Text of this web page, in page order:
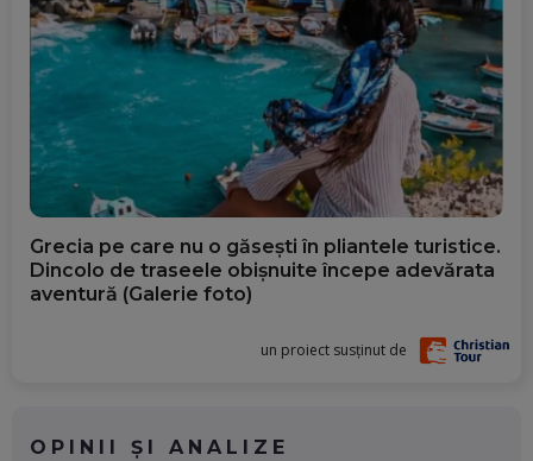
Grecia pe care nu o găsești în pliantele turistice.
Dincolo de traseele obișnuite începe adevărata
aventură (Galerie foto)
un proiect susținut de
OPINII ȘI ANALIZE